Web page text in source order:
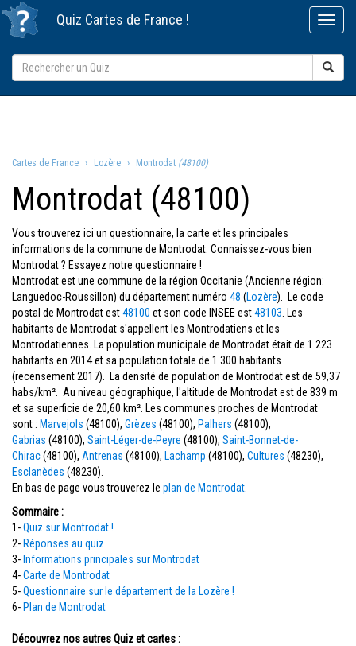
Quiz Cartes de France !
Cartes de France Lozère Montrodat (48100)
Montrodat (48100)
Vous trouverez ici un questionnaire, la carte et les principales
informations de la commune de Montrodat. Connaissez-vous bien
Montrodat ? Essayez notre questionnaire !
Montrodat est une commune de la région Occitanie (Ancienne région:
Languedoc-Roussillon) du département numéro 48 (Lozère). Le code
postal de Montrodat est48100 et son code INSEE est48103 . Les
habitants de Montrodat s'appellent les Montrodatiens et les
Montrodatiennes. La population municipale de Montrodat était de 1 223
habitants en 2014 et sa population totale de 1 300 habitants
(recensement 2017). La densité de population de Montrodat est de 59,37
habs/km². Au niveau géographique, l'altitude de Montrodat est de 839 m
et sa superficie de 20,60 km². Les communes proches de Montrodat
sont : Marvejols (48100), Grèzes (48100), Palhers (48100),
Gabrias (48100), Saint-Léger-de-Peyre (48100), Saint-Bonnet-de-
Chirac(48100), Antrenas (48100), Lachamp (48100), Cultures (48230),
Esclanèdes (48230).
En bas de page vous trouverez le plan de Montrodat
Sommaire :
1-Quiz sur Montrodat !
2- Réponses au quiz
3- Informations principales sur Montrodat
4-Carte de Montrodat
5-Questionnaire sur le département de la Lozère !
6- Plan de Montrodat
Découvrez nos autres Quiz et cartes :